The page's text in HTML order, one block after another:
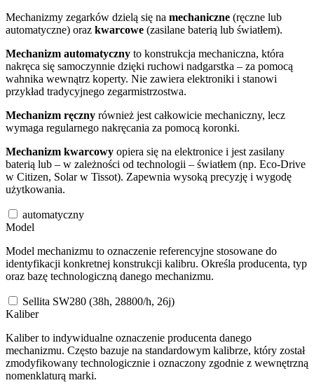
Mechanizmy zegarków dzielą się na mechaniczne (ręczne lub
automatyczne) oraz kwarcowe (zasilane baterią lub światłem).
Mechanizm automatyczny to konstrukcja mechaniczna, która
nakręca się samoczynnie dzięki ruchowi nadgarstka – za pomocą
wahnika wewnątrz koperty. Nie zawiera elektroniki i stanowi
przykład tradycyjnego zegarmistrzostwa.
Mechanizm ręczny również jest całkowicie mechaniczny, lecz
wymaga regularnego nakręcania za pomocą koronki.
Mechanizm kwarcowy opiera się na elektronice i jest zasilany
baterią lub – w zależności od technologii – światłem (np. Eco-Drive
w Citizen, Solar w Tissot). Zapewnia wysoką precyzję i wygodę
użytkowania.
automatyczny
Model
Model mechanizmu to oznaczenie referencyjne stosowane do
identyfikacji konkretnej konstrukcji kalibru. Określa producenta, typ
oraz bazę technologiczną danego mechanizmu.
Sellita SW280 (38h, 28800/h, 26j)
Kaliber
Kaliber to indywidualne oznaczenie producenta danego
mechanizmu. Często bazuje na standardowym kalibrze, który został
zmodyfikowany technologicznie i oznaczony zgodnie z wewnętrzną
nomenklaturą marki.